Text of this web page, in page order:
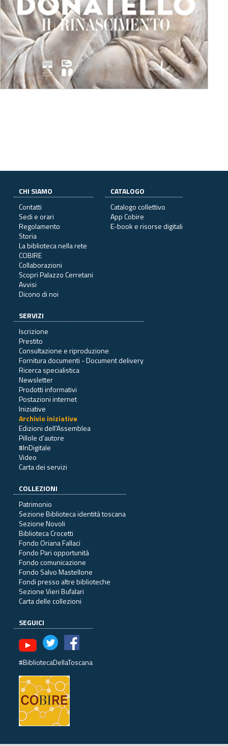
CHI SIAMO
Contatti
Sedi e orari
Regolamento
Storia
La biblioteca nella rete
COBIRE
Collaborazioni
Scopri Palazzo Cerretani
Avvisi
Dicono di noi
CATALOGO
Catalogo collettivo
App Cobire
E-book e risorse digitali
SERVIZI
Iscrizione
Prestito
Consultazione e riproduzione
Fornitura documenti - Document delivery
Ricerca specialistica
Newsletter
Prodotti informativi
Postazioni internet
Iniziative
Archivio iniziative
Edizioni dell'Assemblea
Pillole d'autore
#InDigitale
Video
Carta dei servizi
COLLEZIONI
Patrimonio
Sezione Biblioteca identità toscana
Sezione Novoli
Biblioteca Crocetti
Fondo Oriana Fallaci
Fondo Pari opportunità
Fondo comunicazione
Fondo Salvo Mastellone
Fondi presso altre biblioteche
Sezione Vieri Bufalari
Carta delle collezioni
SEGUICI
#BibliotecaDellaToscana